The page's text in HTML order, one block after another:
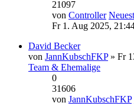
21097
von Controller
Fr 1. Aug 2025,
David Becker
von JannKubschFKP» Fr
Team & Ehemalige
0
31606
von JannKubschFKP